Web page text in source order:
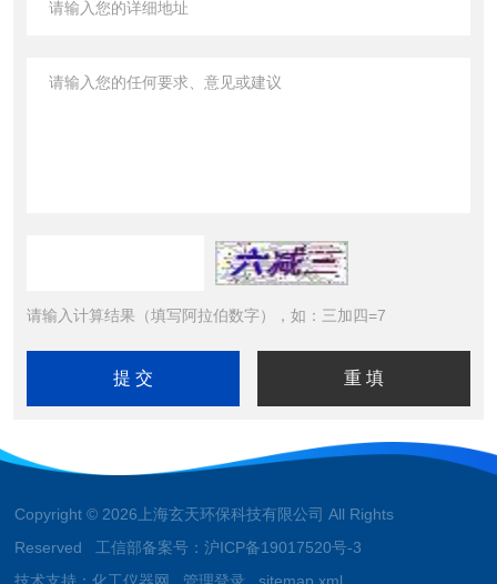
请输入计算结果（填写阿拉伯数字），如：三加四=7
Copyright © 2026上海玄天环保科技有限公司 All Rights
Reserved 工信部备案号：沪ICP备19017520号-3